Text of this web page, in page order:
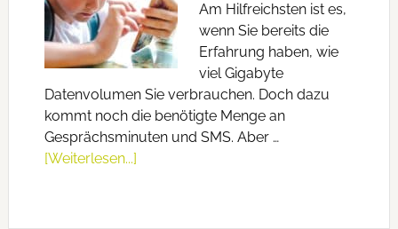
Am Hilfreichsten ist es,
wenn Sie bereits die
Erfahrung haben, wie
viel Gigabyte
Datenvolumen Sie verbrauchen. Doch dazu
kommt noch die benötigte Menge an
Gesprächsminuten und SMS. Aber …
[Weiterlesen...]